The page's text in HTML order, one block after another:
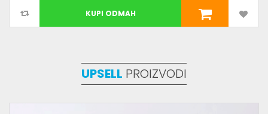
KUPI ODMAH
UPSELL PROIZVODI